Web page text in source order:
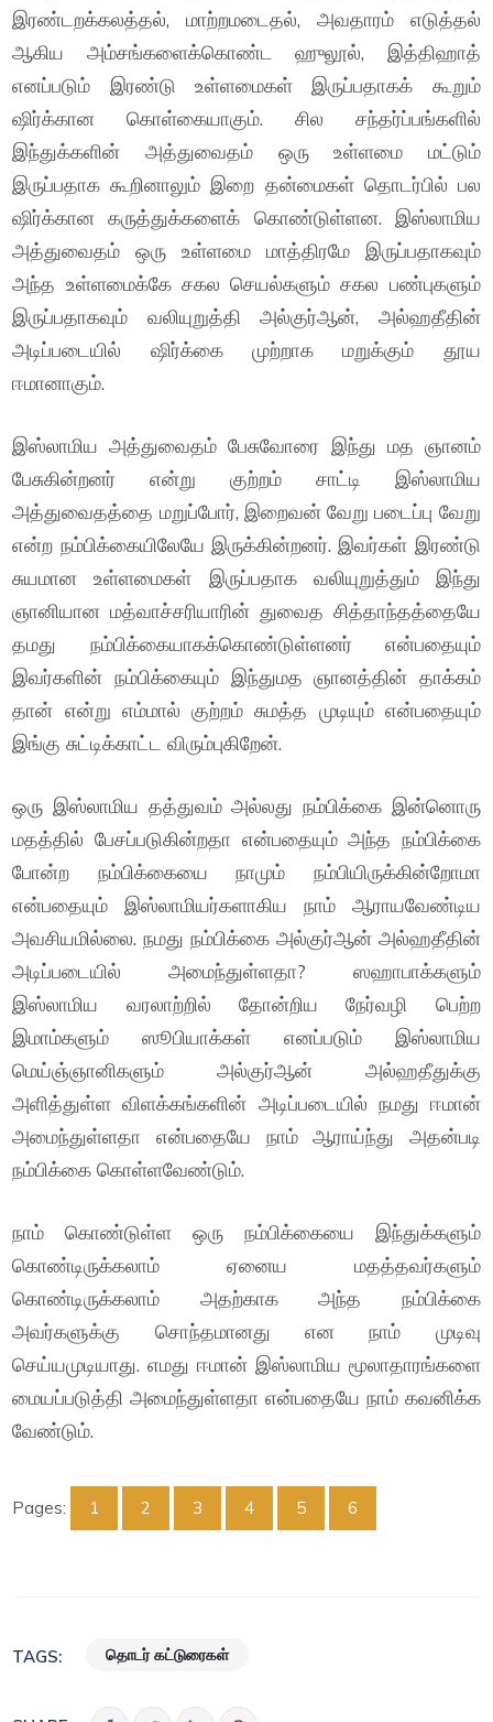
இரண்டறக்கலத்தல், மாற்றமடைதல், அவதாரம் எடுத்தல்
ஆகிய அம்சங்களைக்கொண்ட ஹுலூல், இத்திஹாத்
எனப்படும் இரண்டு உள்ளமைகள் இருப்பதாகக் கூறும்
ஷிர்க்கான கொள்கையாகும். சில சந்தர்ப்பங்களில்
இந்துக்களின் அத்துவைதம் ஒரு உள்ளமை மட்டும்
இருப்பதாக கூறினாலும் இறை தன்மைகள் தொடர்பில் பல
ஷிர்க்கான கருத்துக்களைக் கொண்டுள்ளன. இஸ்லாமிய
அத்துவைதம் ஒரு உள்ளமை மாத்திரமே இருப்பதாகவும்
அந்த உள்ளமைக்கே சகல செயல்களும் சகல பண்புகளும்
இருப்பதாகவும் வலியுறுத்தி அல்குர்ஆன், அல்ஹதீதின்
அடிப்படையில் ஷிர்க்கை முற்றாக மறுக்கும் தூய
ஈமானாகும்.
இஸ்லாமிய அத்துவைதம் பேசுவோரை இந்து மத ஞானம்
பேசுகின்றனர் என்று குற்றம் சாட்டி இஸ்லாமிய
அத்துவைதத்தை மறுப்போர், இறைவன் வேறு படைப்பு வேறு
என்ற நம்பிக்கையிலேயே இருக்கின்றனர். இவர்கள் இரண்டு
சுயமான உள்ளமைகள் இருப்பதாக வலியுறுத்தும் இந்து
ஞானியான மத்வாச்சரியாரின் துவைத சித்தாந்தத்தையே
தமது நம்பிக்கையாகக்கொண்டுள்ளனர் என்பதையும்
இவர்களின் நம்பிக்கையும் இந்துமத ஞானத்தின் தாக்கம்
தான் என்று எம்மால் குற்றம் சுமத்த முடியும் என்பதையும்
இங்கு சுட்டிக்காட்ட விரும்புகிறேன்.
ஒரு இஸ்லாமிய தத்துவம் அல்லது நம்பிக்கை இன்னொரு
மதத்தில் பேசப்படுகின்றதா என்பதையும் அந்த நம்பிக்கை
போன்ற நம்பிக்கையை நாமும் நம்பியிருக்கின்றோமா
என்பதையும் இஸ்லாமியர்களாகிய நாம் ஆராயவேண்டிய
அவசியமில்லை. நமது நம்பிக்கை அல்குர்ஆன் அல்ஹதீதின்
அடிப்படையில் அமைந்துள்ளதா? ஸஹாபாக்களும்
இஸ்லாமிய வரலாற்றில் தோன்றிய நேர்வழி பெற்ற
இமாம்களும் ஸூபியாக்கள் எனப்படும் இஸ்லாமிய
மெய்ஞ்ஞானிகளும் அல்குர்ஆன் அல்ஹதீதுக்கு
அளித்துள்ள விளக்கங்களின் அடிப்படையில் நமது ஈமான்
அமைந்துள்ளதா என்பதையே நாம் ஆராய்ந்து அதன்படி
நம்பிக்கை கொள்ளவேண்டும்.
நாம் கொண்டுள்ள ஒரு நம்பிக்கையை இந்துக்களும்
கொண்டிருக்கலாம் ஏனைய மதத்தவர்களும்
கொண்டிருக்கலாம் அதற்காக அந்த நம்பிக்கை
அவர்களுக்கு சொந்தமானது என நாம் முடிவு
செய்யமுடியாது. எமது ஈமான் இஸ்லாமிய மூலாதாரங்களை
மையப்படுத்தி அமைந்துள்ளதா என்பதையே நாம் கவனிக்க
வேண்டும்.
Pages: 1 2 3 4 5 6
TAGS: தொடர் கட்டுரைகள்